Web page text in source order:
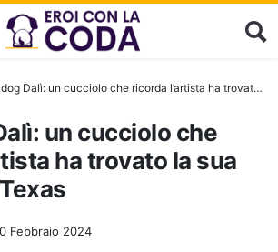
Dalì: un cucciolo che ricorda l’artista ha trovato la sua famiglia in Texas
un cucciolo che
ha trovato la sua
Febbraio 2024